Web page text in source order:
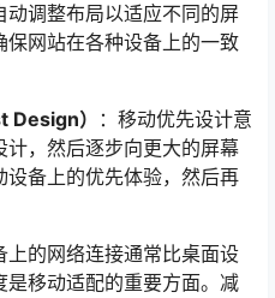
调整布局以适应不同的屏
网站在各种设备上的一致
）
：移动优先设计意
，然后逐步向更大的屏幕
备上的优先体验，然后再
上的网络连接通常比桌面设
移动适配的重要方面。减